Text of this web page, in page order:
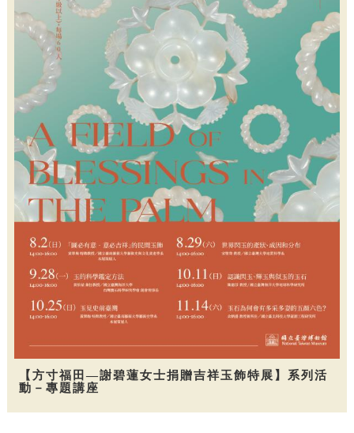
【方寸福田—謝碧蓮女士捐贈吉祥玉飾特展】系列活
動－專題講座